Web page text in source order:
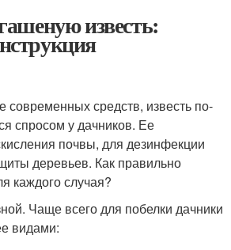
известь:
современных средств, известь по-
спросом у дачников. Ее
почвы, для дезинфекции
деревьев. Как правильно
каждого случая?
Чаще всего для побелки дачники
видами: